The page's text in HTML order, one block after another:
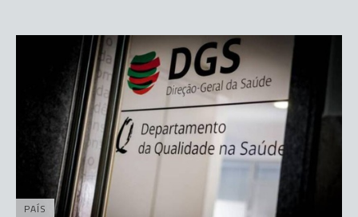
PAÍS